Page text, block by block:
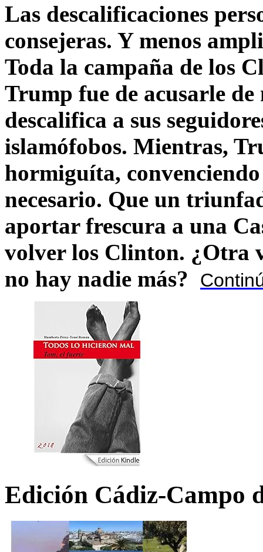
Las descalificaciones
consejeras. Y menos
Toda la campaña de los
Trump fue de acusarle
descalifica a sus
islamófobos. Mientras,
hormiguíta,
necesario. Que un
aportar frescura a una
volver los Clinton. ¿Otra
no hay nadie más?
Edición Cádiz-Campo